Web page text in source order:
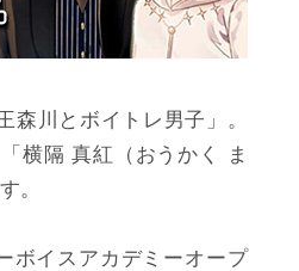
川とボイトレ男子」。
横隔 真紅（おうかく ま
。
ボイスアカデミーオープ